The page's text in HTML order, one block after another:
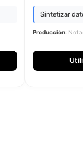
Sintetizar
Producción: